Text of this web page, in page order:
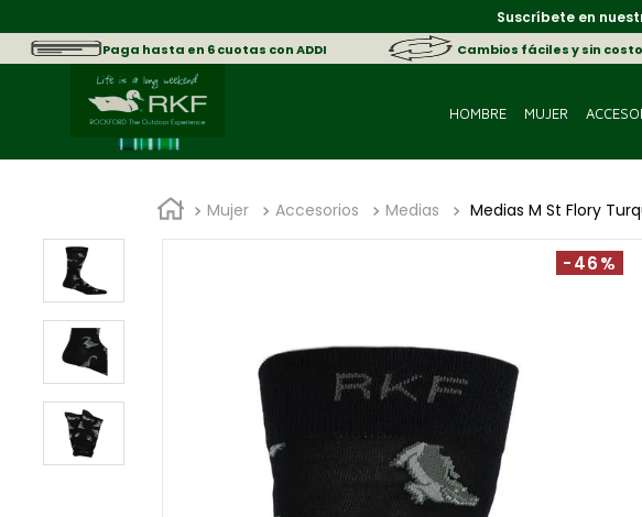
Suscríbete en
Paga hasta en 6 cuotas con ADDI Cambios fáciles y sin
HOMBRE MUJER
Mujer Accesorios Medias Medias M St Flory
-46%